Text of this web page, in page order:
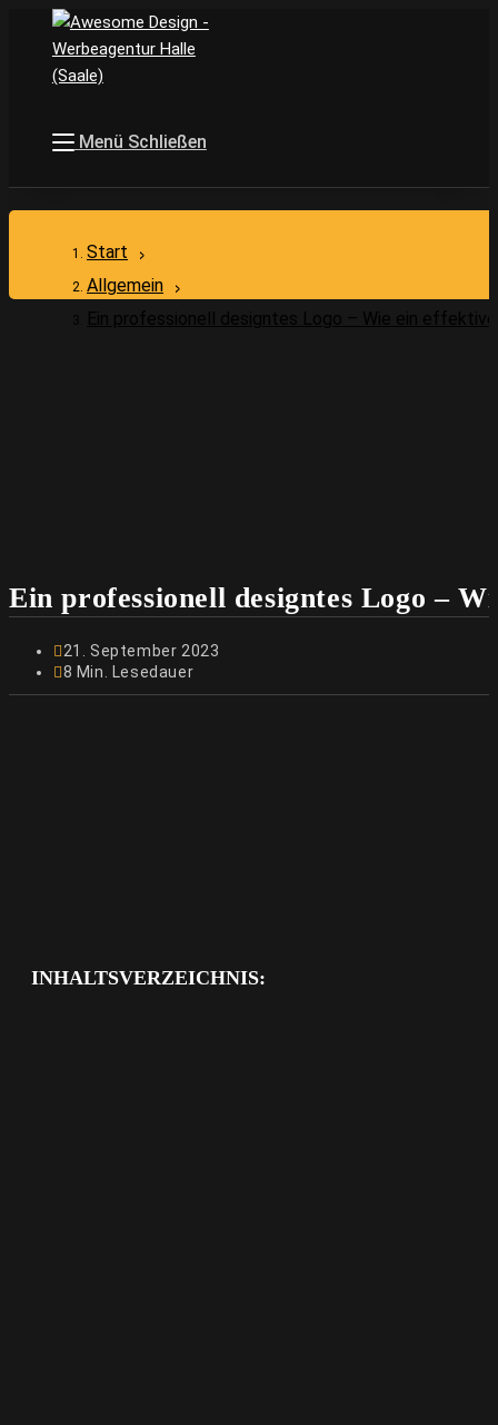
Menü Schließen
Start >
Allgemein >
Ein professionell designtes Logo –
21. September 2023
8 Min. Lesedauer
INHALTSVERZEICHNIS: